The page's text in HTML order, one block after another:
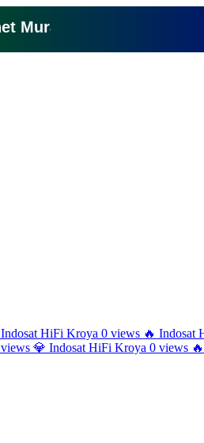
Cuma 150 Ribu
Indosat HiFi Kroya 0 views 🔥 Indosat
💎 Indosat HiFi Kroya 0 views 🔥